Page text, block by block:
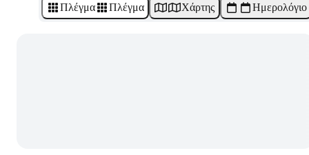
Πλέγμα Πλέγμα Χάρτης Ημερολόγιο